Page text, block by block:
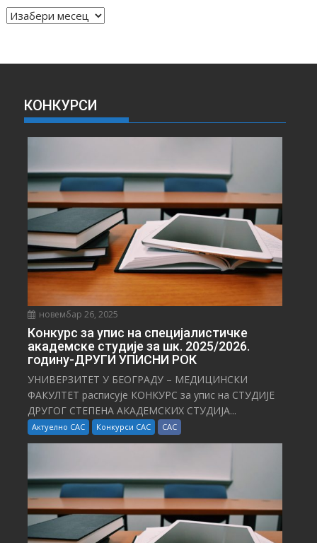
А
И
КОНКУРСИ
новембар 26, 2025
Конкурс за упис на специјалистичке
академске студије за шк. 2025/2026.
годину-ДРУГИ УПИСНИ РОК
УНИВЕРЗИТЕТ У БЕОГРАДУ – МЕДИЦИНСКИ
ФАКУЛТЕТ расписује КОНКУРС за упис на СТУДИЈЕ
ДРУГОГ СТЕПЕНА АКАДЕМСКИХ СТУДИЈА...
Актуелно САС Конкурси САС САС